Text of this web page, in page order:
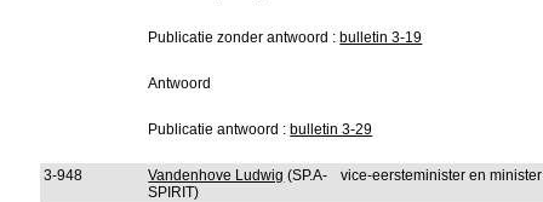
Publicatie zonder antwoord : bulletin 3-19
Antwoord
Publicatie antwoord : bulletin 3-29
3-948 Vandenhove Ludwig (SP.A-
SPIRIT)
vice-eersteminister en